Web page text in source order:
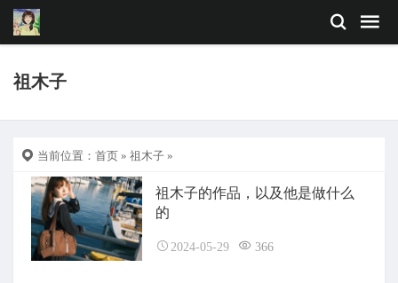
祖木子
当前位置： 首页 » 祖木子 »
祖木子的作品，以及他是做什么
的
2024-05-29 366